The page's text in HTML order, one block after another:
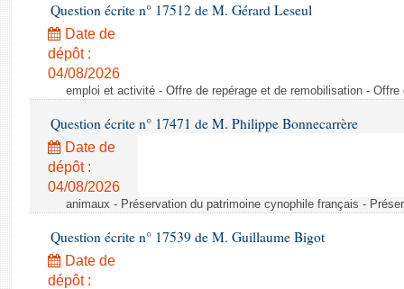
Question écrite n° 17512 de M. Gérard Leseul
Date de
dépôt :
04/08/2026
emploi et activité - Offre de repérage et de remobilisation -
Question écrite n° 17471 de M. Philippe Bonnecarrère
Date de
dépôt :
04/08/2026
animaux - Préservation du patrimoine cynophile français -
Question écrite n° 17539 de M. Guillaume Bigot
Date de
dépôt :